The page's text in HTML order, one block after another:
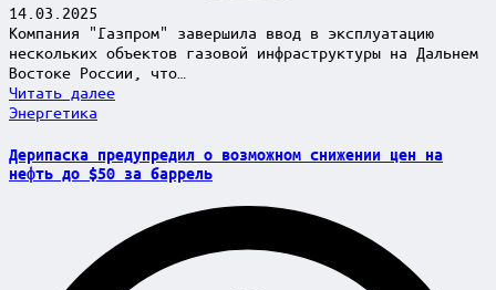
14.03.2025
Компания "Газпром" завершила ввод в эксплуатацию
нескольких объектов газовой инфраструктуры на Дальнем
Востоке России, что…
Читать далее
Posted
Энергетика
Дерипаска предупредил о возможном снижении цен на
нефть до $50 за баррель